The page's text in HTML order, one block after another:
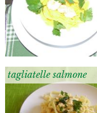
tagliatelle salmone